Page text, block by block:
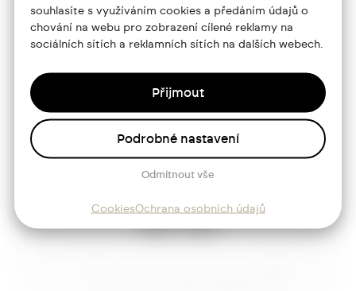
souhlasíte s využíváním cookies a předáním údajů o
chování na webu pro zobrazení cílené reklamy na
sociálních sítích a reklamních sítích na dalších webech.
Přijmout
Odmítnout vše
Podrobné nastavení
CookiesOchrana osobních údajů
Portfolio
O mně
Služby
Blog
Kontakt
Sledujte mě